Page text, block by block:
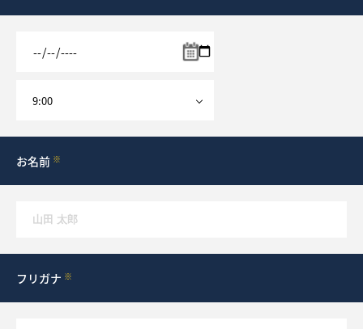
What’s MIRAKARE
お名前 ※
フリガナ ※